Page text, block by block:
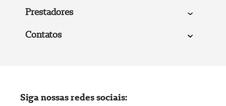
Prestadores
Contatos
Siga nossas redes sociais: